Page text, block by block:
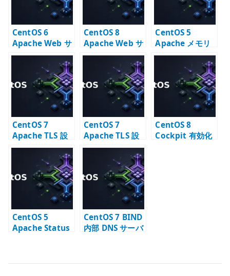
CentOS 6
Apache Web サ
ーバー構築 –
httpd 2.2 系の
CentOS 8
Apache Web サ
ーバー – httpd
の基本設定
CentOS 5
Apache メモリ
不足時のチュー
ニング – httpd
プロセス数を見
直す
CentOS 7
Apache TLS 設
定 – 自己署名証
明書で HTTPS 化
CentOS 7
Apache TLS 設
定 – Let’s
Encrypt で
HTTPS 化する
CentOS 8
Cockpit 有効化
CentOS 5
Apache Status
CentOS 7 BIND
内部 DNS サーバ